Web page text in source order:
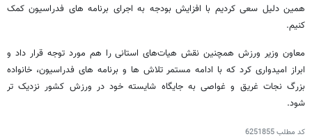
همین دلیل سعی کردیم با افزایش بودجه به اجرای برنامه های فدراسیون کمک
کنیم.
معاون وزیر ورزش همچنین نقش هیات‌های استانی را هم مورد توجه قرار داد و
ابراز امیدواری کرد که با ادامه مستمر تلاش ها و برنامه های فدراسیون، خانواده
بزرگ نجات غریق و غواصی به جایگاه شایسته خود در ورزش کشور نزدیک تر
شود.
کد مطلب6251855